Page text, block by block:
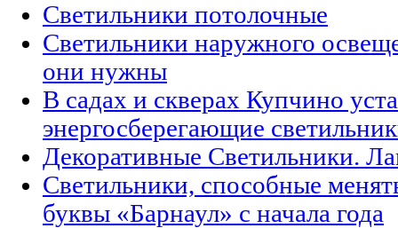
Светильники потолочные
Светильники наружного
они нужны
В садах и скверах Купчино
энергосберегающие
Декоративные Светильники.
Светильники, способные
буквы «Барнаул» с начала года